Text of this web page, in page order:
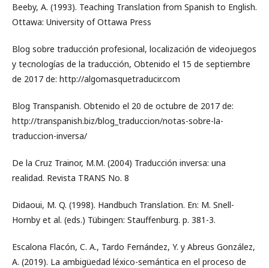
Beeby, A. (1993). Teaching Translation from Spanish to English.
Ottawa: University of Ottawa Press
Blog sobre traducción profesional, localización de videojuegos
y tecnologías de la traducción, Obtenido el 15 de septiembre
de 2017 de: http://algomasquetraducir.com
Blog Transpanish. Obtenido el 20 de octubre de 2017 de:
http://transpanish.biz/blog_traduccion/notas-sobre-la-
traduccion-inversa/
De la Cruz Trainor, M.M. (2004) Traducción inversa: una
realidad. Revista TRANS No. 8
Didaoui, M. Q. (1998). Handbuch Translation. En: M. Snell-
Hornby et al. (eds.) Tübingen: Stauffenburg. p. 381-3.
Escalona Flacón, C. A., Tardo Fernández, Y. y Abreus González,
A. (2019). La ambigüedad léxico-semántica en el proceso de